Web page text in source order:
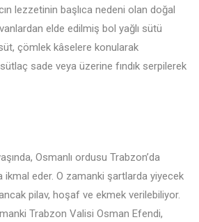
lezzetinin başlıca nedeni olan doğal
elde edilmiş bol yağlı sütü
çömlek kâselere konularak
sütlaç sade veya üzerine fındık serpilerek
Osmanlı ordusu Trabzon’da
ikmal eder. O zamanki şartlarda yiyecek
pilav, hoşaf ve ekmek verilebiliyor.
Trabzon Valisi Osman Efendi,